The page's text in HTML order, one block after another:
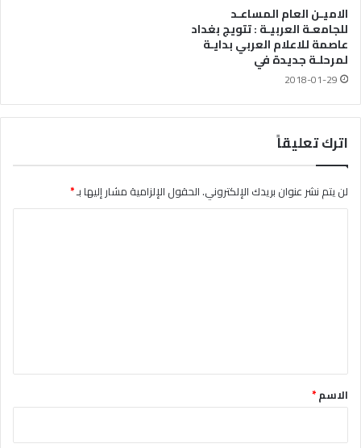
الاميـن العام المساعـد
للجامعـة العربيـة : تتويج بغداد
عاصمة للاعلام العربي بدايـة
لمرحلـة جديدة في
2018-01-29
اترك تعليقاً
لن يتم نشر عنوان بريدك الإلكتروني.الحقول الإلزامية مشار إليها بـ*
*الاسم*